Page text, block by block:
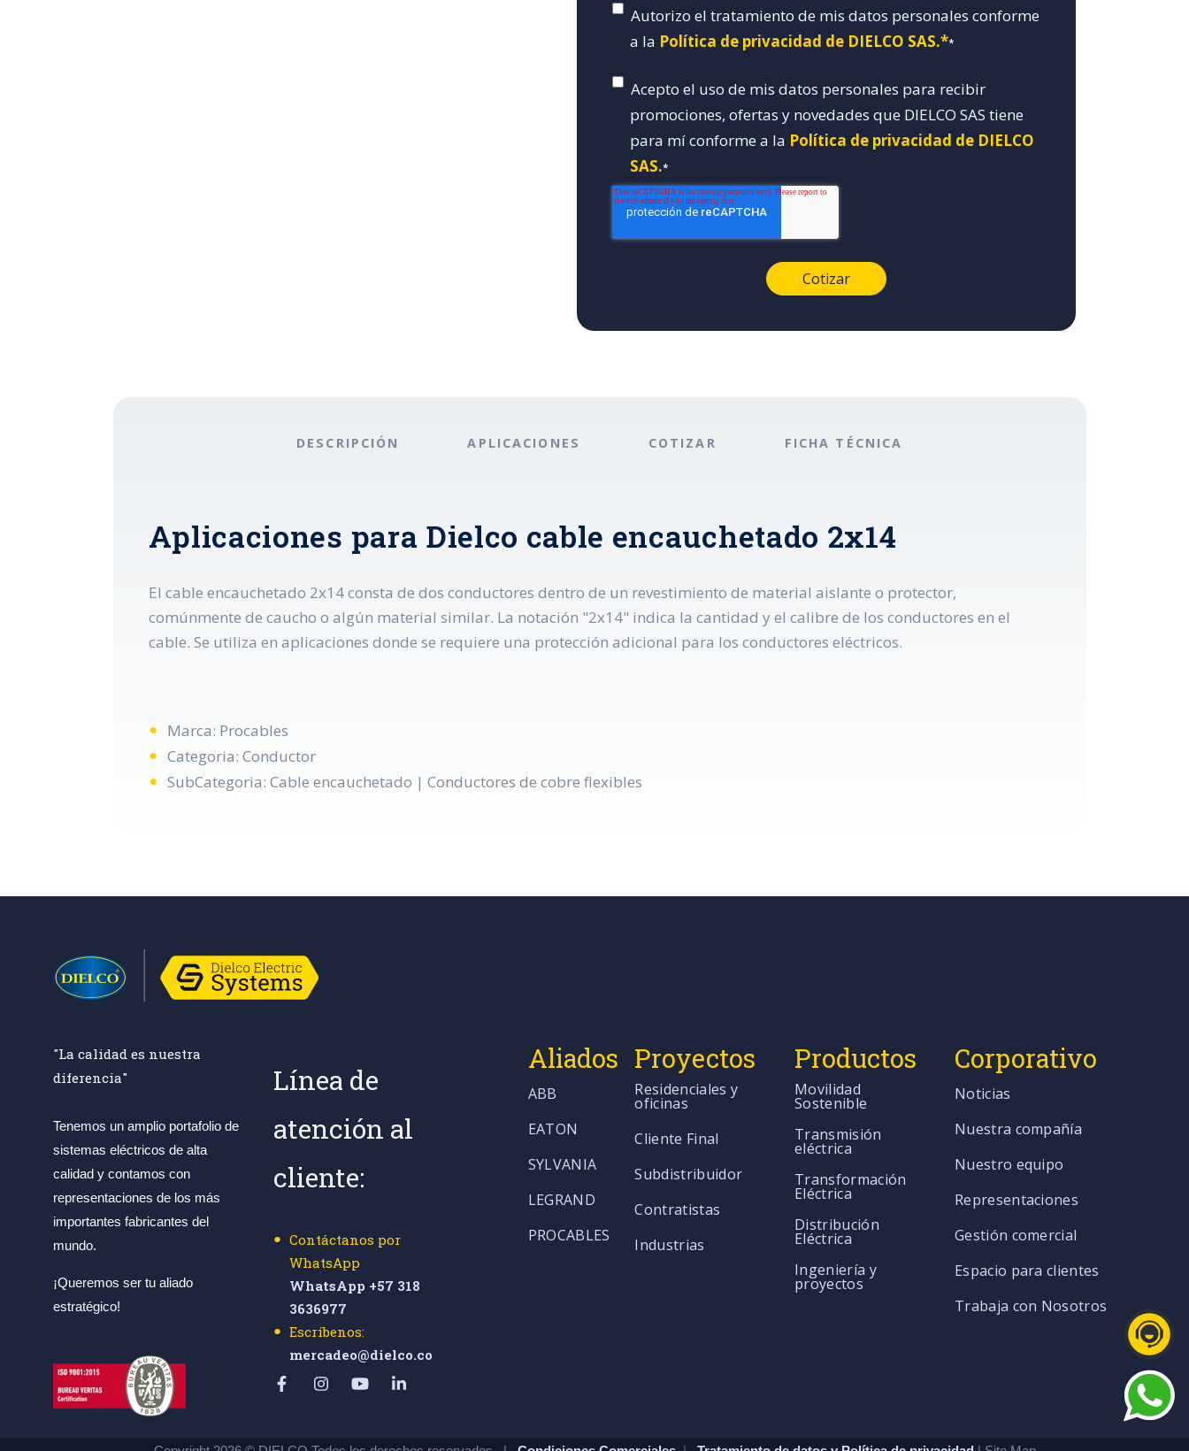
Autorizo el tratamiento de mis datos personales conforme
a la Política de privacidad de DIELCO SAS.**
Acepto el uso de mis datos personales para recibir
promociones, ofertas y novedades que DIELCO SAS tiene
para mí conforme a la Política de privacidad de DIELCO
SAS.*
DESCRIPCIÓN APLICACIONES COTIZAR FICHA TÉCNICA
Aplicaciones para Dielco cable encauchetado 2x14
El cable encauchetado 2x14 consta de dos conductores dentro de un revestimiento de material aislante o protector,
comúnmente de caucho o algún material similar. La notación "2x14" indica la cantidad y el calibre de los conductores en el
cable. Se utiliza en aplicaciones donde se requiere una protección adicional para los conductores eléctricos.
Marca: Procables
Categoria: Conductor
SubCategoria: Cable encauchetado | Conductores de cobre flexibles
"La calidad es nuestra
diferencia"
Tenemos un amplio portafolio de
sistemas eléctricos de alta
calidad y contamos con
representaciones de los más
importantes fabricantes del
mundo.
¡Queremos ser tu aliado
estratégico!
Línea de
atención al
cliente:
Contáctanos por
WhatsApp
WhatsApp +57 318
3636977
Escríbenos:
mercadeo@dielco.co
Aliados
ABB
EATON
SYLVANIA
LEGRAND
PROCABLES
Proyectos
Residenciales y
oficinas
Cliente Final
Subdistribuidor
Contratistas
Industrias
Productos
Movilidad
Sostenible
Transmisión
eléctrica
Transformación
Eléctrica
Distribución
Eléctrica
Ingeniería y
proyectos
Corporativo
Noticias
Nuestra compañía
Nuestro equipo
Representaciones
Gestión comercial
Espacio para clientes
Trabaja con Nosotros